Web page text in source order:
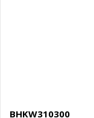
BHKW310300